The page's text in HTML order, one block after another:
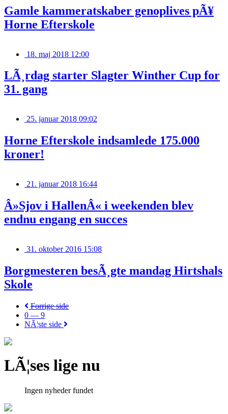
Gamle kammeratskaber genoplives pÃ¥
Horne Efterskole
18. maj 2018 12:00
LÃ¸rdag starter Slagter Winther Cup for
31. gang
25. januar 2018 09:02
Horne Efterskole indsamlede 175.000
kroner!
21. januar 2018 16:44
Â»Sjov i HallenÂ« i weekenden blev
endnu engang en succes
31. oktober 2016 15:08
Borgmesteren besÃ¸gte mandag Hirtshals
Skole
Forrige side
0 — 9
NÃ¦ste side
LÃ¦ses lige nu
Ingen nyheder fundet